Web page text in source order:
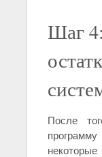
Шаг
После